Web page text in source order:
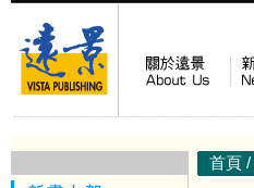
首頁 /